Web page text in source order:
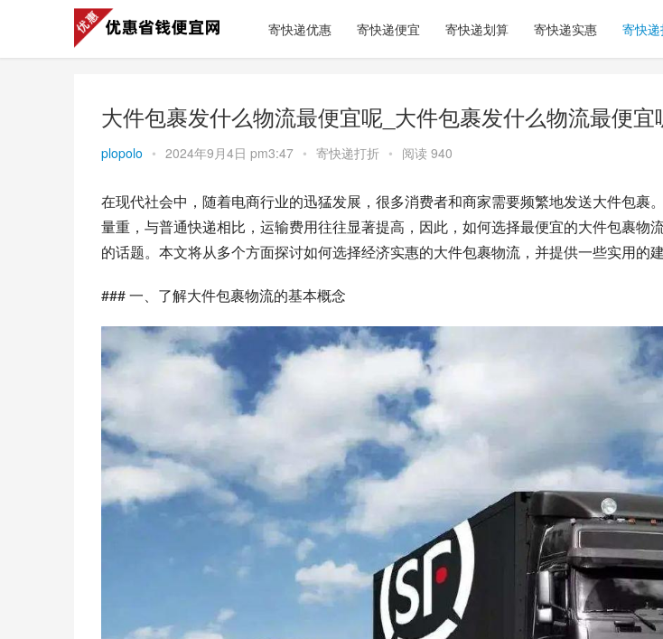
寄快递优惠 寄快递便宜 寄快递划算 寄快递实惠 寄快
大件包裹发什么物流最便宜呢_大件包裹发什么物流最便宜
plopolo • 2024年9月4日 pm3:47 • 寄快递打折 • 阅读 940
在现代社会中，随着电商行业的迅猛发展，很多消费者和商家需要频繁地发送大件包裹
量重，与普通快递相比，运输费用往往显著提高，因此，如何选择最便宜的大件包裹物
的话题。本文将从多个方面探讨如何选择经济实惠的大件包裹物流，并提供一些实用的建
### 一、了解大件包裹物流的基本概念